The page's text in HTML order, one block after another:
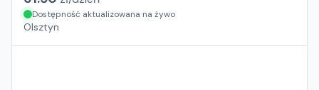
Dostępność aktualizowana na żywo
Olsztyn